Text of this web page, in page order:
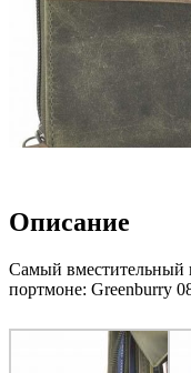
Описание
Самый вместительный
портмоне: Greenburry